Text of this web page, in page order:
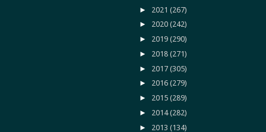
► 2021 (267)
► 2020 (242)
► 2019 (290)
► 2018 (271)
► 2017 (305)
► 2016 (279)
► 2015 (289)
► 2014(282)
► 2013 (134)